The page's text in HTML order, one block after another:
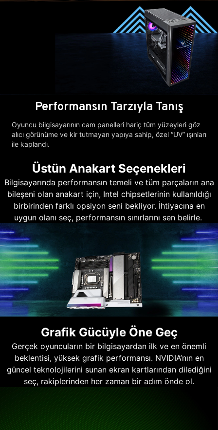
Performansın Tarzıyla Tanış
Oyuncu bilgisayarının cam panelleri hariç tüm yüzeyleri göz
alıcı görünüme ve kir tutmayan yapıya sahip, özel “UV” ışınları
ile kaplandı.
Üstün Anakart Seçenekleri
Bilgisayarında performansın temeli ve tüm parçaların ana
bileşeni olan anakart için, Intel chipsetlerinin kullanıldığı
birbirinden farklı opsiyon seni bekliyor. İhtiyacına en
uygun olanı seç, performansın sınırlarını sen belirle.
Grafik Gücüyle Öne Geç
Gerçek oyuncuların bir bilgisayardan ilk ve en önemli
beklentisi, yüksek grafik performansı. NVIDIA’nın en
güncel teknolojilerini sunan ekran kartlarından dilediğini
seç, rakiplerinden her zaman bir adım önde ol.